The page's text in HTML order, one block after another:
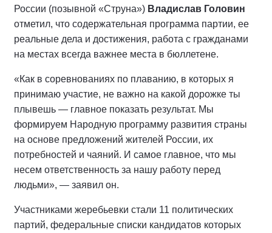
России (позывной «Струна») Владислав Головин
отметил, что содержательная программа партии, ее
реальные дела и достижения, работа с гражданами
на местах всегда важнее места в бюллетене.
«Как в соревнованиях по плаванию, в которых я
принимаю участие, не важно на какой дорожке ты
плывешь — главное показать результат. Мы
формируем Народную программу развития страны
на основе предложений жителей России, их
потребностей и чаяний. И самое главное, что мы
несем ответственность за нашу работу перед
людьми», — заявил он.
Участниками жеребьевки стали 11 политических
партий, федеральные списки кандидатов которых